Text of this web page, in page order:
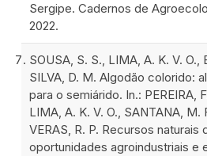
Sergipe. Cadernos de
2022.
SOUSA, S. S., LIMA, A. K. V. O.,
SILVA, D. M. Algodão colorido:
para o semiárido. In.: PEREIRA,
LIMA, A. K. V. O., SANTANA, M.
VERAS, R. P. Recursos naturais
oportunidades agroindustriais e